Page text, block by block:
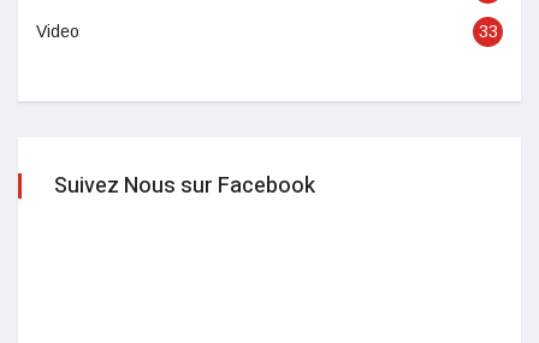
Video 33
Suivez Nous sur Facebook